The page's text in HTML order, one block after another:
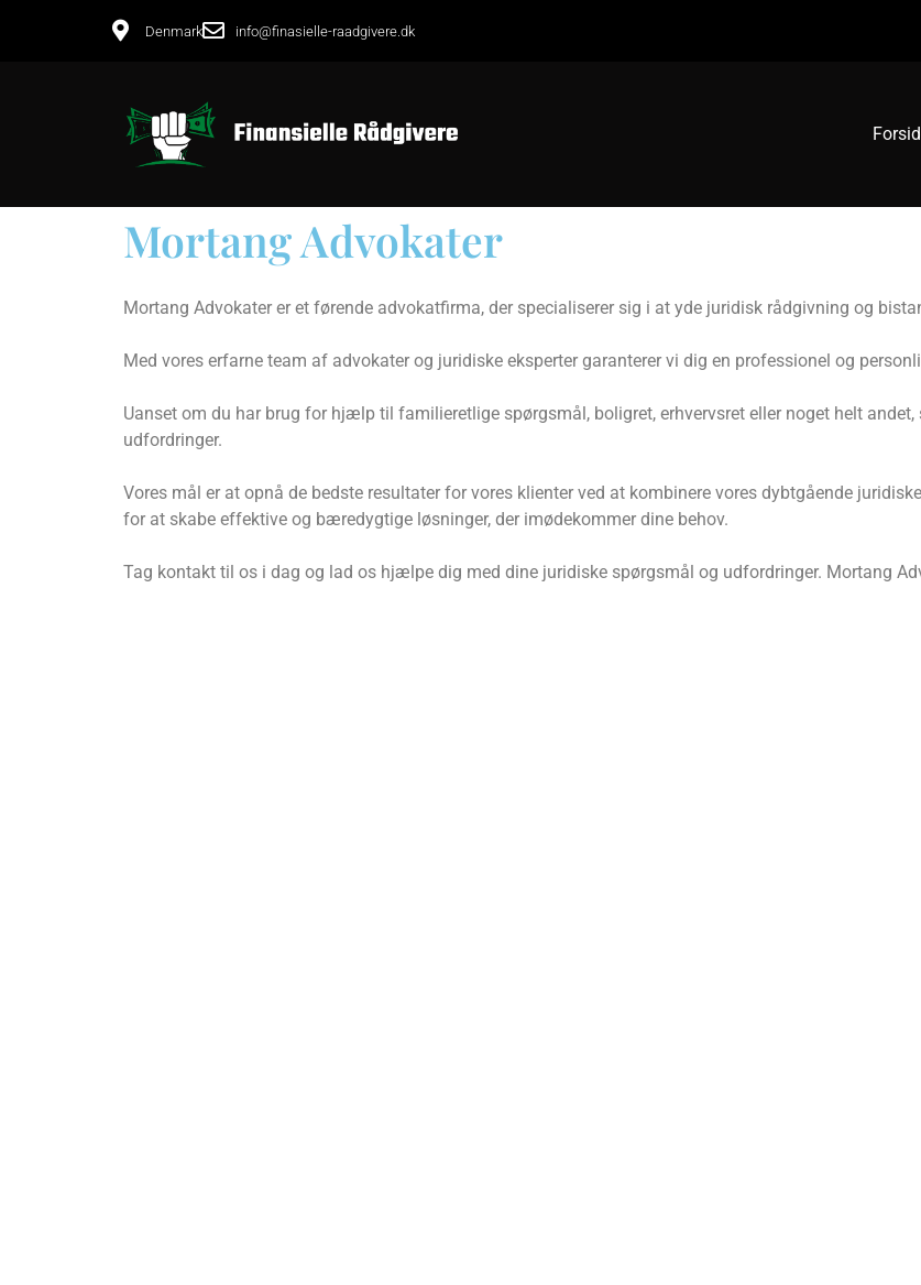
Denmark info@finasielle-raadgivere.dk
Mortang Advokater
Mortang Advokater er et førende advokatfirma, der specialiserer sig i at yde juridisk rådgivning og
Med vores erfarne team af advokater og juridiske eksperter garanterer vi dig en professionel og
Uanset om du har brug for hjælp til familieretlige spørgsmål, boligret, erhvervsret eller noget helt
udfordringer.
Vores mål er at opnå de bedste resultater for vores klienter ved at kombinere vores dybtgående
for at skabe effektive og bæredygtige løsninger, der imødekommer dine behov.
Tag kontakt til os i dag og lad os hjælpe dig med dine juridiske spørgsmål og udfordringer. Mortang